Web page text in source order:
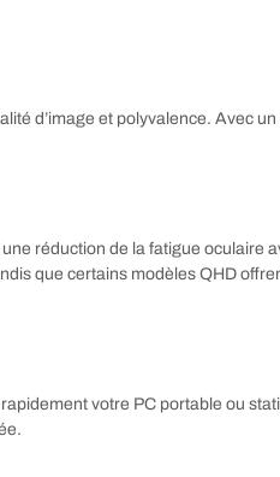
d’image et polyvalence. Avec
réduction de la fatigue oculaire
que certains modèles QHD
votre PC portable ou